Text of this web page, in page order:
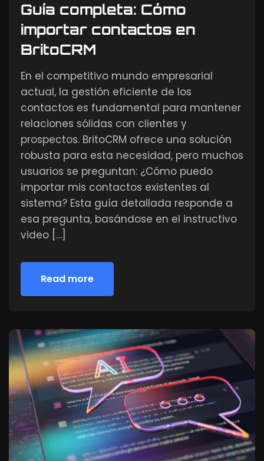
Guía completa: Cómo
importar contactos en
BritoCRM
En el competitivo mundo empresarial
actual, la gestión eficiente de los
contactos es fundamental para mantener
relaciones sólidas con clientes y
prospectos. BritoCRM ofrece una solución
robusta para esta necesidad, pero muchos
usuarios se preguntan: ¿Cómo puedo
importar mis contactos existentes al
sistema? Esta guía detallada responde a
esa pregunta, basándose en el instructivo
video […]
Read more